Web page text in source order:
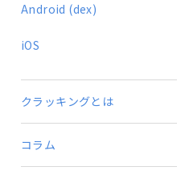
Android (dex)
iOS
クラッキングとは
コラム